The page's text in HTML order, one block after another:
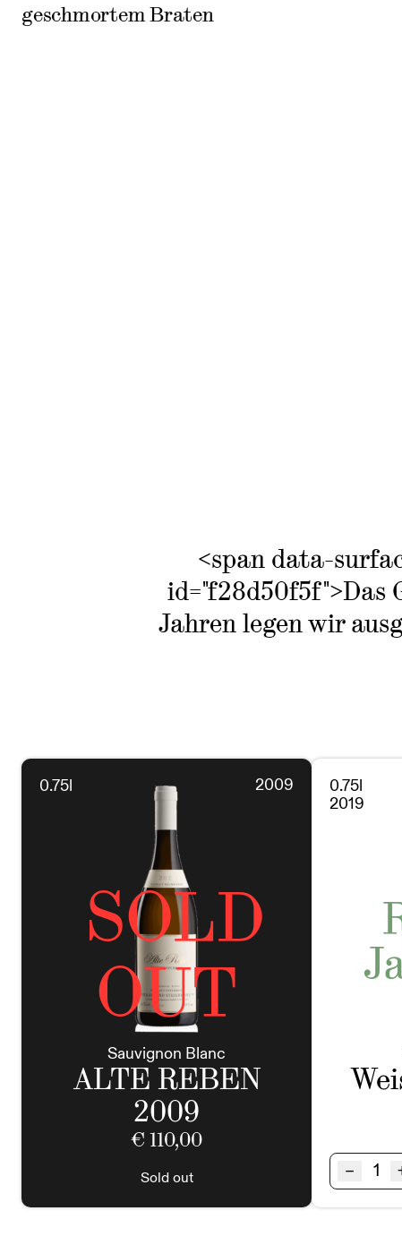
geschmortem Braten
<span data-
id="f28d50f5f">Das
Jahren legen wir
SOLD
OUT
0.75l 2009
Sauvignon Blanc
ALTE REBEN
2009
€ 110,00
Sold out
0.75l
2019
–
Ried